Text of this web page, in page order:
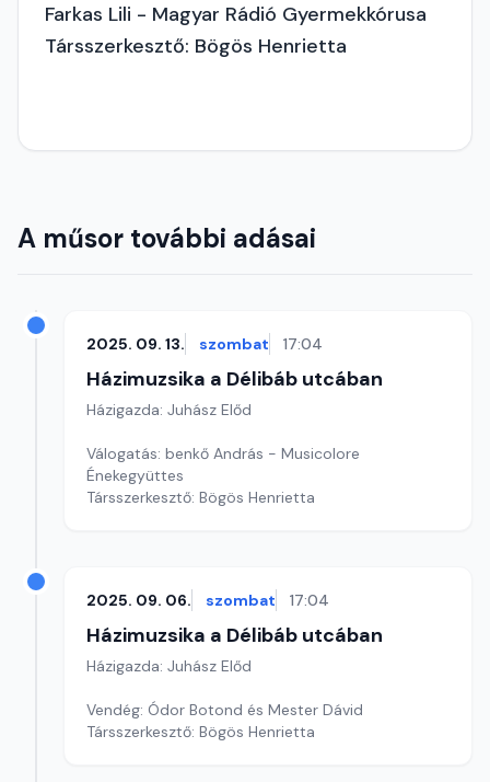
Farkas Lili - Magyar Rádió Gyermekkórusa
Társszerkesztő: Bögös Henrietta
A műsor további adásai
2025. 09. 13. szombat 17:04
Házimuzsika a Délibáb utcában
Házigazda: Juhász Előd
Válogatás: benkő András - Musicolore
Énekegyüttes
Társszerkesztő: Bögös Henrietta
2025. 09. 06. szombat 17:04
Házimuzsika a Délibáb utcában
Házigazda: Juhász Előd
Vendég: Ódor Botond és Mester Dávid
Társszerkesztő: Bögös Henrietta